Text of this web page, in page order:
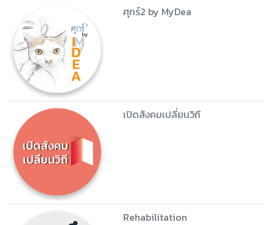
ศุกร์2 by MyDea
เปิดสังคมเปลี่ยนวิถี
Rehabilitation